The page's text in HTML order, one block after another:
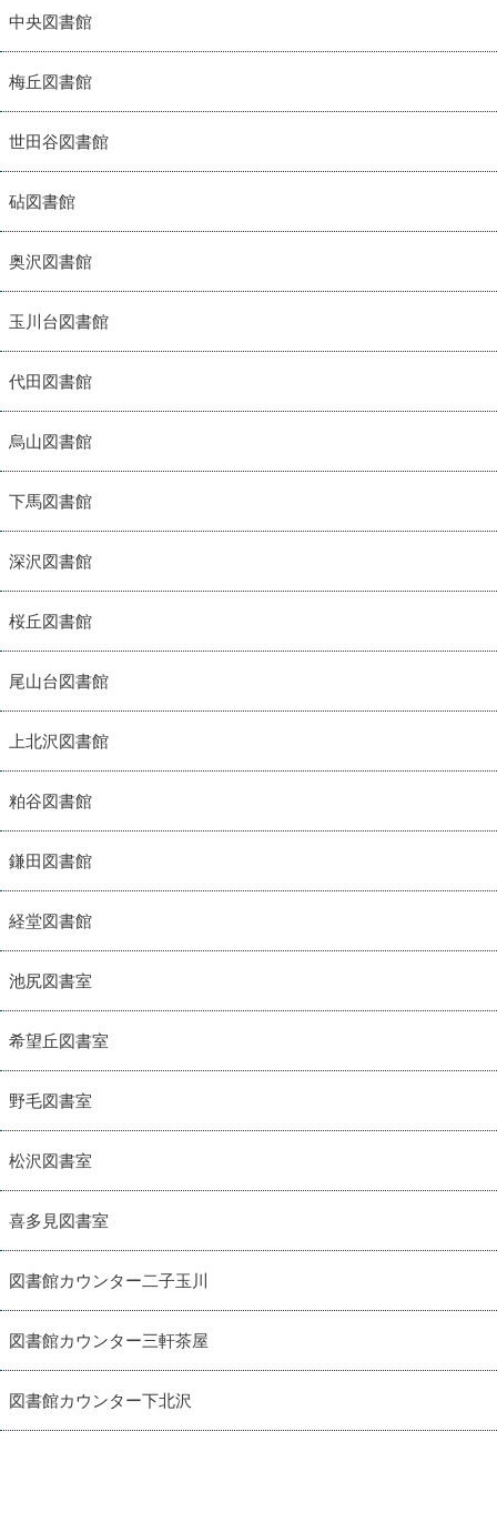
中央図書館
梅丘図書館
世田谷図書館
砧図書館
奥沢図書館
玉川台図書館
代田図書館
烏山図書館
下馬図書館
深沢図書館
桜丘図書館
尾山台図書館
上北沢図書館
粕谷図書館
鎌田図書館
経堂図書館
池尻図書室
希望丘図書室
野毛図書室
松沢図書室
喜多見図書室
図書館カウンター二子玉川
図書館カウンター三軒茶屋
図書館カウンター下北沢